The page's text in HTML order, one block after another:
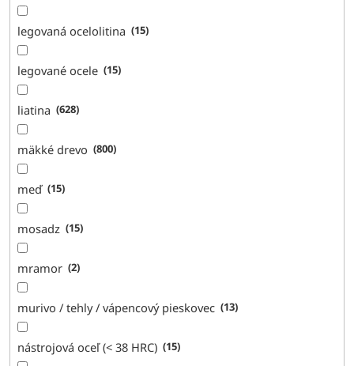
legovaná ocelolitina 15
legované ocele 15
liatina 628
mäkké drevo 800
meď 15
mosadz 15
mramor 2
murivo / tehly / vápencový pieskovec 13
nástrojová oceľ (< 38 HRC) 15